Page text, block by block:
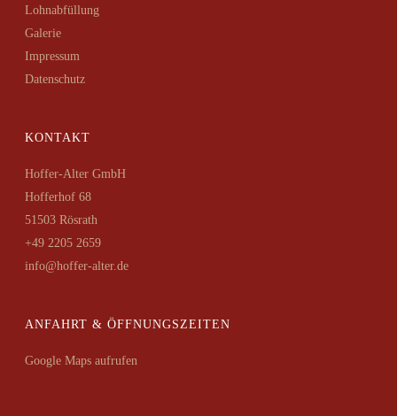
Lohnabfüllung
Galerie
Impressum
Datenschutz
KONTAKT
Hoffer-Alter GmbH
Hofferhof 68
51503 Rösrath
+49 2205 2659
info@hoffer-alter.de
ANFAHRT & ÖFFNUNGSZEITEN
Google Maps aufrufen